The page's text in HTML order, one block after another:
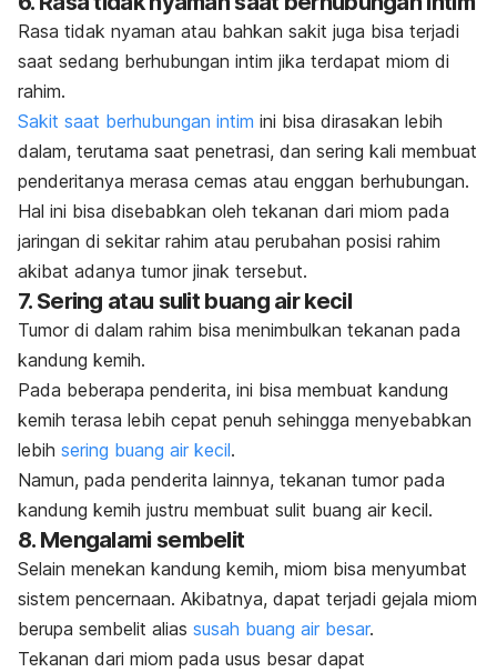
Rasa tidak nyaman atau bahkan sakit juga bisa terjadi
saat sedang berhubungan intim jika terdapat miom di
rahim.
Sakit saat berhubungan intim ini bisa dirasakan lebih
dalam, terutama saat penetrasi, dan sering kali membuat
penderitanya merasa cemas atau enggan berhubungan.
Hal ini bisa disebabkan oleh tekanan dari miom pada
jaringan di sekitar rahim atau perubahan posisi rahim
akibat adanya tumor jinak tersebut.
7. Sering atau sulit buang air kecil
Tumor di dalam rahim bisa menimbulkan tekanan pada
kandung kemih.
Pada beberapa penderita, ini bisa membuat kandung
kemih terasa lebih cepat penuh sehingga menyebabkan
lebih sering buang air kecil.
Namun, pada penderita lainnya, tekanan tumor pada
kandung kemih justru membuat sulit buang air kecil.
8. Mengalami sembelit
Selain menekan kandung kemih, miom bisa menyumbat
sistem pencernaan. Akibatnya, dapat terjadi gejala miom
berupa sembelit alias susah buang air besar.
Tekanan dari miom pada usus besar dapat